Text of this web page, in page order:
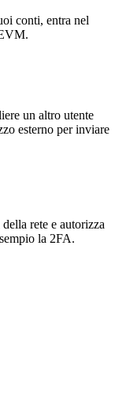
conti, entra nel
un altro utente
esterno per inviare
rete e autorizza
la 2FA.